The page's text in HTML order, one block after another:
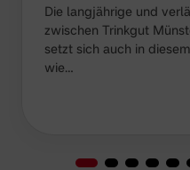
Die langjährige und
zwischen Trinkgut
setzt sich auch in
wie…